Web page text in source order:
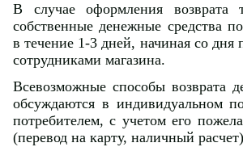
В случае оформления возврата
собственные денежные средства
в течение 1-3 дней, начиная со дня
сотрудниками магазина.
Всевозможные способы возврата
обсуждаются в индивидуальном
потребителем, с учетом его
(перевод на карту, наличный